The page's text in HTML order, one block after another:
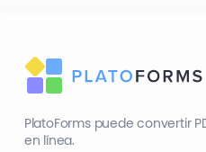
PlatoForms puede convertir
en línea.